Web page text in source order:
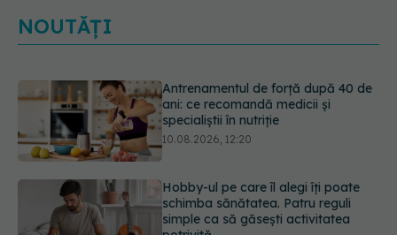
NOUTĂȚI
Hobby-ul pe care îl alegi îți poate
schimba sănătatea. Patru reguli
simple ca să găsești activitatea
potrivită
Alimentul neașteptat care reglează
glicemia. Impactul unui avocado
asupra zahărului din sânge